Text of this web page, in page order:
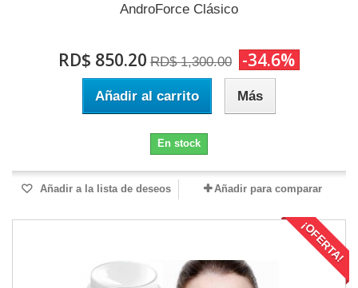
AndroForce Clásico
RD$ 850.20 RD$ 1,300.00 -34.6%
Añadir al carrito Más
En stock
Añadir a la lista de deseos Añadir para comparar
¡OFERTA!